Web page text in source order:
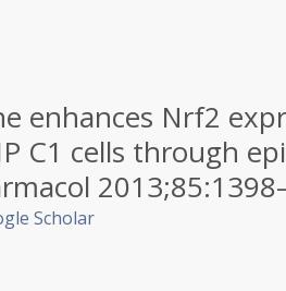
enhances Nrf2
C1 cells through
2013;85:1398
Scholar